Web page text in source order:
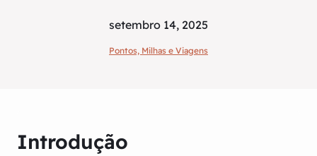
setembro 14, 2025
Pontos, Milhas e Viagens
Introdução